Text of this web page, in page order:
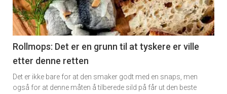
-
section
11
Ukens
vin
Rollmops: Det er en grunn til at tyskere er ville
etter denne retten
Det er ikke bare for at den smaker godt med en snaps, men
også for at denne måten å tilberede sild på får ut den beste